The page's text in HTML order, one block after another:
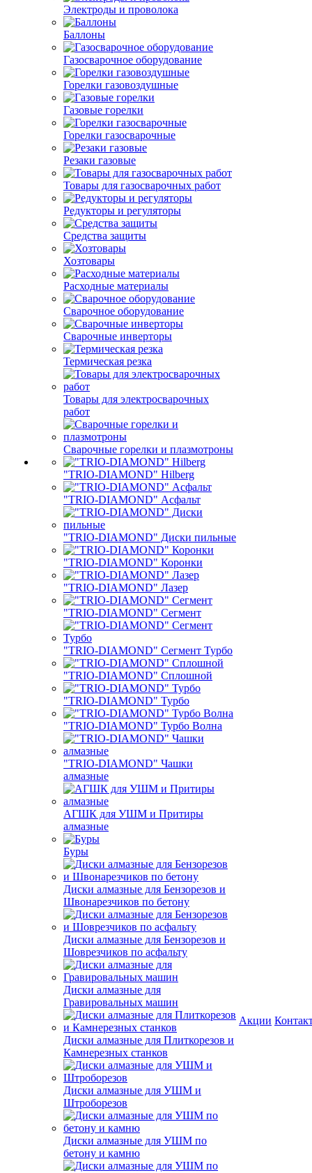
Электроды и проволока
Баллоны
Газосварочное оборудование
Горелки газовоздушные
Газовые горелки
Горелки газосварочные
Резаки газовые
Товары для газосварочных работ
Редукторы и регуляторы
Средства защиты
Хозтовары
Расходные материалы
Сварочное оборудование
Сварочные инверторы
Термическая резка
Товары для электросварочных
работ
Сварочные горелки и плазмотроны
"TRIO-DIAMOND" Hilberg
"TRIO-DIAMOND" Асфальт
"TRIO-DIAMOND" Диски пильные
"TRIO-DIAMOND" Коронки
"TRIO-DIAMOND" Лазер
"TRIO-DIAMOND" Сегмент
"TRIO-DIAMOND" Сегмент Турбо
"TRIO-DIAMOND" Сплошной
"TRIO-DIAMOND" Турбо
"TRIO-DIAMOND" Турбо Волна
"TRIO-DIAMOND" Чашки
алмазные
АГШК для УШМ и Притиры
алмазные
Буры
Диски алмазные для Бензорезов и
Швонарезчиков по бетону
Диски алмазные для Бензорезов и
Шоврезчиков по асфальту
Диски алмазные для
Гравировальных машин
Диски алмазные для Плиткорезов и
Камнерезных станков
Диски алмазные для УШМ и
Штроборезов
Диски алмазные для УШМ по
бетону и камню
Акции